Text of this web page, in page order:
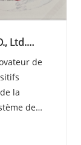
Ltd.
de
la
de